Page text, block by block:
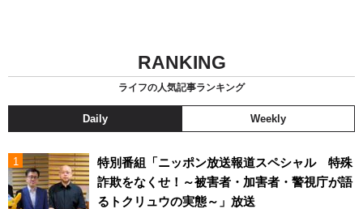
RANKING
ライフの人気記事ランキング
Daily Weekly
特別番組「ニッポン放送報道スペシャル 特殊
詐欺をなくせ！～被害者・加害者・警視庁が語
るトクリュウの実態～」放送